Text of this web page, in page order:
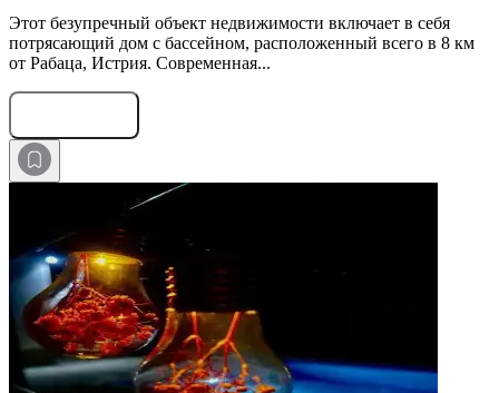
Этот безупречный объект недвижимости включает в себя
потрясающий дом с бассейном, расположенный всего в 8 км
от Рабаца, Истрия. Современная...